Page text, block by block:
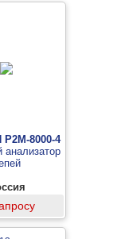
8000-4
анализатор